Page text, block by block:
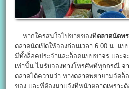
หากใครสนใจไปขายของที่ตลาดนัดพ
ตลาดนัดเปิดให้จองก่อนเวลา 6.00 น. แ
มีทั้งล็อคประจำและล็อคแบบขาจร และ
เท่านั้น ไม่รับจองทางโทรศัพท์ทุกกรณี จ
ตลาดได้ความว่า ทางตลาดพยายามจัด
ของ และที่ต้องมาแจ้งที่หน้าตลาดเพราะ